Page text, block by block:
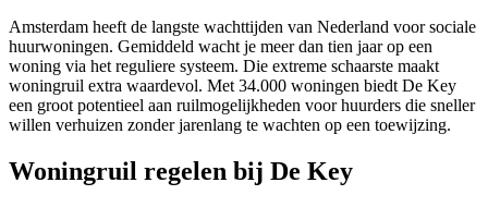
Amsterdam heeft de langste wachttijden van Nederland voor sociale
huurwoningen. Gemiddeld wacht je meer dan tien jaar op een
woning via het reguliere systeem. Die extreme schaarste maakt
woningruil extra waardevol. Met 34.000 woningen biedt De Key
een groot potentieel aan ruilmogelijkheden voor huurders die sneller
willen verhuizen zonder jarenlang te wachten op een toewijzing.
Woningruil regelen bij De Key